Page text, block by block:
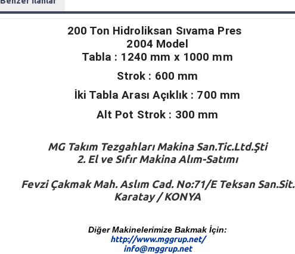
200 Ton Hidroliksan Sıvama Pres
2004 Model
Tabla : 1240 mm x 1000 mm
Strok : 600 mm
İki Tabla Arası Açıklık : 700 mm
Alt Pot Strok : 300 mm
MGTakım Tezgahları Makina San.Tic.Ltd.Şti
2. El ve Sıfır Makina Alım-Satımı
Fevzi Çakmak Mah. Aslım Cad. No:71/E Teksan San.Sit.
Karatay / KONYA
Diğer Makinelerimize Bakmak İçin:
http://www.mggrup.net/
info@mggrup.net